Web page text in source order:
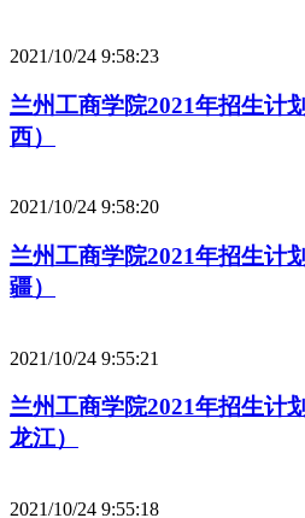
2021/10/24 9:58:23
兰州工商学院2021年招生计
西）
2021/10/24 9:58:20
兰州工商学院2021年招生计
疆）
2021/10/24 9:55:21
兰州工商学院2021年招生计
龙江）
2021/10/24 9:55:18